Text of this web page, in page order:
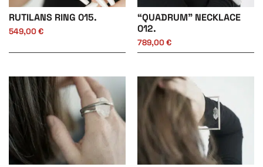
RUTILANS RING 015.
549,00€
“QUADRUM” NECKLACE
012.
789,00€